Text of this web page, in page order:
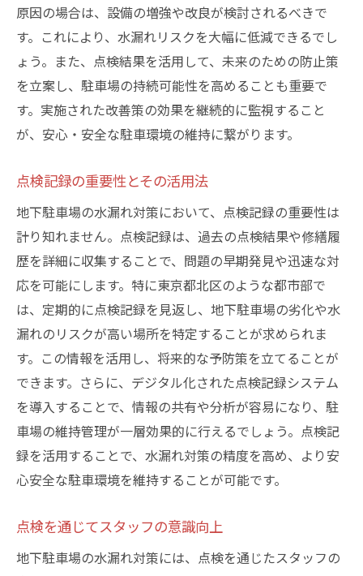
原因の場合は、設備の増強や改良が検討されるべきで
す。これにより、水漏れリスクを大幅に低減できるでし
ょう。また、点検結果を活用して、未来のための防止策
を立案し、駐車場の持続可能性を高めることも重要で
す。実施された改善策の効果を継続的に監視すること
が、安心・安全な駐車環境の維持に繋がります。
点検記録の重要性とその活用法
地下駐車場の水漏れ対策において、点検記録の重要性は
計り知れません。点検記録は、過去の点検結果や修繕履
歴を詳細に収集することで、問題の早期発見や迅速な対
応を可能にします。特に東京都北区のような都市部で
は、定期的に点検記録を見返し、地下駐車場の劣化や水
漏れのリスクが高い場所を特定することが求められま
す。この情報を活用し、将来的な予防策を立てることが
できます。さらに、デジタル化された点検記録システム
を導入することで、情報の共有や分析が容易になり、駐
車場の維持管理が一層効果的に行えるでしょう。点検記
録を活用することで、水漏れ対策の精度を高め、より安
心安全な駐車環境を維持することが可能です。
点検を通じてスタッフの意識向上
地下駐車場の水漏れ対策には、点検を通じたスタッフの